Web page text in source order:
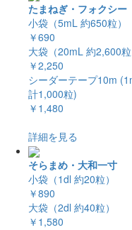
たまねぎ・フォクシー
小袋（5mL 約650粒）
￥690
大袋（20mL 約2,600粒
￥2,250
シーダーテープ10m
計1,000粒)
￥1,480
詳細を見る
そらまめ・大和一寸
小袋（1dl 約20粒）
￥890
大袋（2dl 約40粒）
￥1,580